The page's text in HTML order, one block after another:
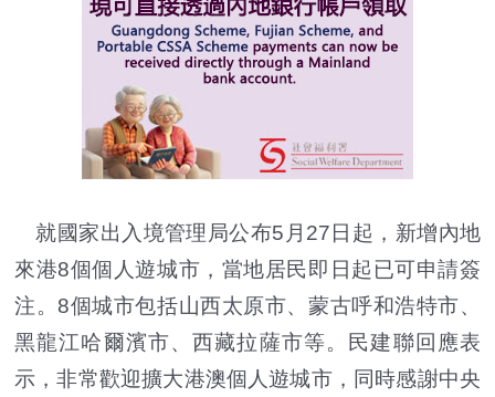
就國家出入境管理局公布5月27日起，新增內地
來港8個個人遊城市，當地居民即日起已可申請簽
注。8個城市包括山西太原市、蒙古呼和浩特市、
黑龍江哈爾濱市、西藏拉薩市等。民建聯回應表
示，非常歡迎擴大港澳個人遊城市，同時感謝中央